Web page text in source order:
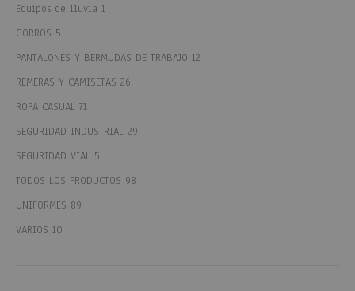
Equipos de lluvia 1
GORROS 5
PANTALONES Y BERMUDAS DE TRABAJO 12
REMERAS Y CAMISETAS 26
ROPA CASUAL 71
SEGURIDAD INDUSTRIAL 29
SEGURIDAD VIAL 5
TODOS LOS PRODUCTOS 98
UNIFORMES 89
VARIOS 10